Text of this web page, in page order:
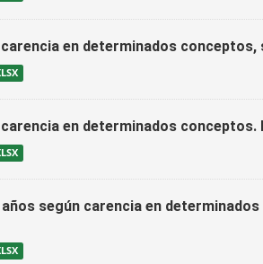
en determinados conceptos,
en determinados conceptos.
según carencia en